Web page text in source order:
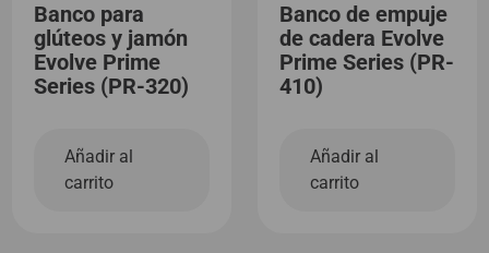
Banco para
glúteos y jamón
Evolve Prime
Series (PR-320)
Añadir al
carrito
Banco de empuje
de cadera Evolve
Prime Series (PR-
410)
Añadir al
carrito